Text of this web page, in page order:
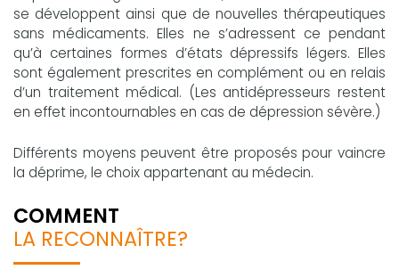
se développent ainsi que de nouvelles thérapeutiques
sans médicaments. Elles ne s’adressent ce pendant
qu’à certaines formes d’états dépressifs légers. Elles
sont également prescrites en complément ou en relais
d’un traitement médical. (Les antidépresseurs restent
en effet incontournables en cas de dépression sévère.)
Différents moyens peuvent être proposés pour vaincre
la déprime, le choix appartenant au médecin.
COMMENT
LA RECONNAÎTRE?